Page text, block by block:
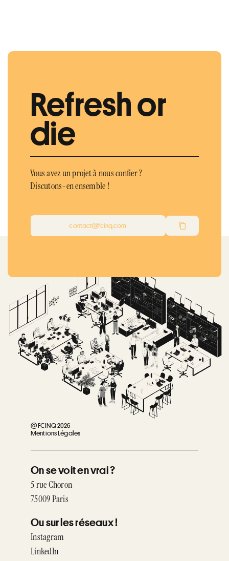
Refresh or
die
Vous avez un projet à nous confier ?
Discutons-en ensemble !
contact@fcinq.com
@ FCINQ 2026
Mentions Légales
On se voit en vrai ?
5 rue Choron
75009 Paris
Ou sur les réseaux !
Instagram
LinkedIn